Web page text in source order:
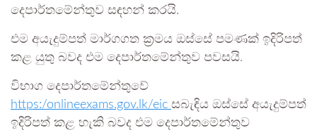
දෙපාර්තමේන්තුව සඳහන් කරයි.
එම අයැදුම්පත් මාර්ගගත ක්‍රමය ඔස්සේ පමණක් ඉදිරිපත්
කළ යුතු බවද එම දෙපාර්තමේන්තුව පවසයි.
විභාග දෙපාර්තමේන්තුවේ
https:/onlineexams.gov.lk/eic සබැඳිය ඔස්සේ අයැදුම්පත්
ඉදිරිපත් කළ හැකි බවද එම දෙපාර්තමේන්තුව